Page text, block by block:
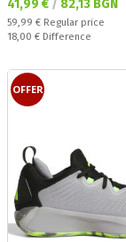
Текуща цена:
41,99 € / 82,13 BGN
Regular price:
59,99 € Regular price
Спестявате:
18,00 € Difference
OFFER